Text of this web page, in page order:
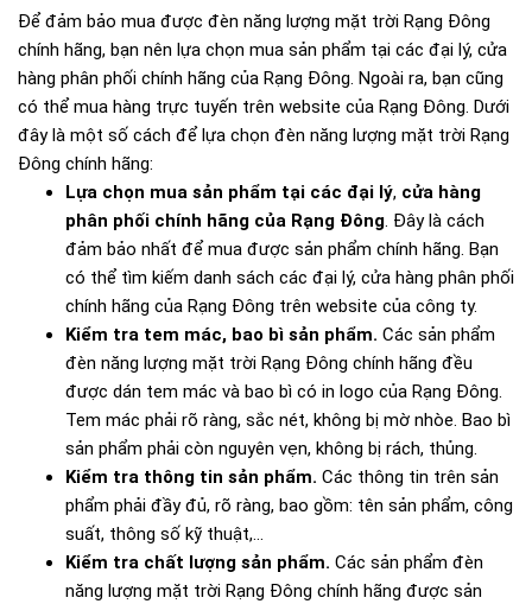
Để đảm bảo mua được đèn năng lượng mặt trời Rạng Đông
chính hãng, bạn nên lựa chọn mua sản phẩm tại các đại lý, cửa
hàng phân phối chính hãng của Rạng Đông. Ngoài ra, bạn cũng
có thể mua hàng trực tuyến trên website của Rạng Đông. Dưới
đây là một số cách để lựa chọn đèn năng lượng mặt trời Rạng
Đông chính hãng:
Lựa chọn mua sản phẩm tại các đại lý, cửa hàng
phân phối chính hãng của Rạng Đông. Đây là cách
đảm bảo nhất để mua được sản phẩm chính hãng. Bạn
có thể tìm kiếm danh sách các đại lý, cửa hàng phân phối
chính hãng của Rạng Đông trên website của công ty.
Kiểm tra tem mác, bao bì sản phẩm. Các sản phẩm
đèn năng lượng mặt trời Rạng Đông chính hãng đều
được dán tem mác và bao bì có in logo của Rạng Đông.
Tem mác phải rõ ràng, sắc nét, không bị mờ nhòe. Bao bì
sản phẩm phải còn nguyên vẹn, không bị rách, thủng.
Kiểm tra thông tin sản phẩm. Các thông tin trên sản
phẩm phải đầy đủ, rõ ràng, bao gồm: tên sản phẩm, công
suất, thông số kỹ thuật,...
Kiểm tra chất lượng sản phẩm. Các sản phẩm đèn
năng lượng mặt trời Rạng Đông chính hãng được sản